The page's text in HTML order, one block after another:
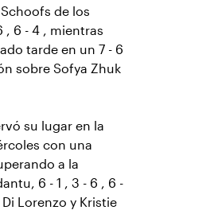
de los
, 6 - 4 , mientras
tarde en un 7 - 6
sobre Sofya Zhuk
su lugar en la
con una
a la
6 - 1 , 3 - 6 , 6 -
Lorenzo y Kristie